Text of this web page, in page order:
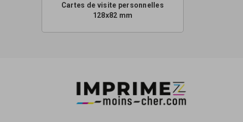
Cartes de visite personnelles
128x82 mm